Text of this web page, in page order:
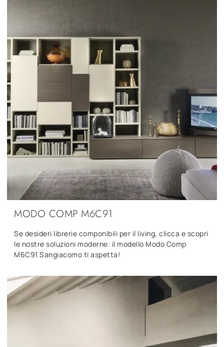
MODO COMP M6C91
Se desideri librerie componibili per il living, clicca e scopri
le nostre soluzioni moderne: il modello Modo Comp
M6C91 Sangiacomo ti aspetta!